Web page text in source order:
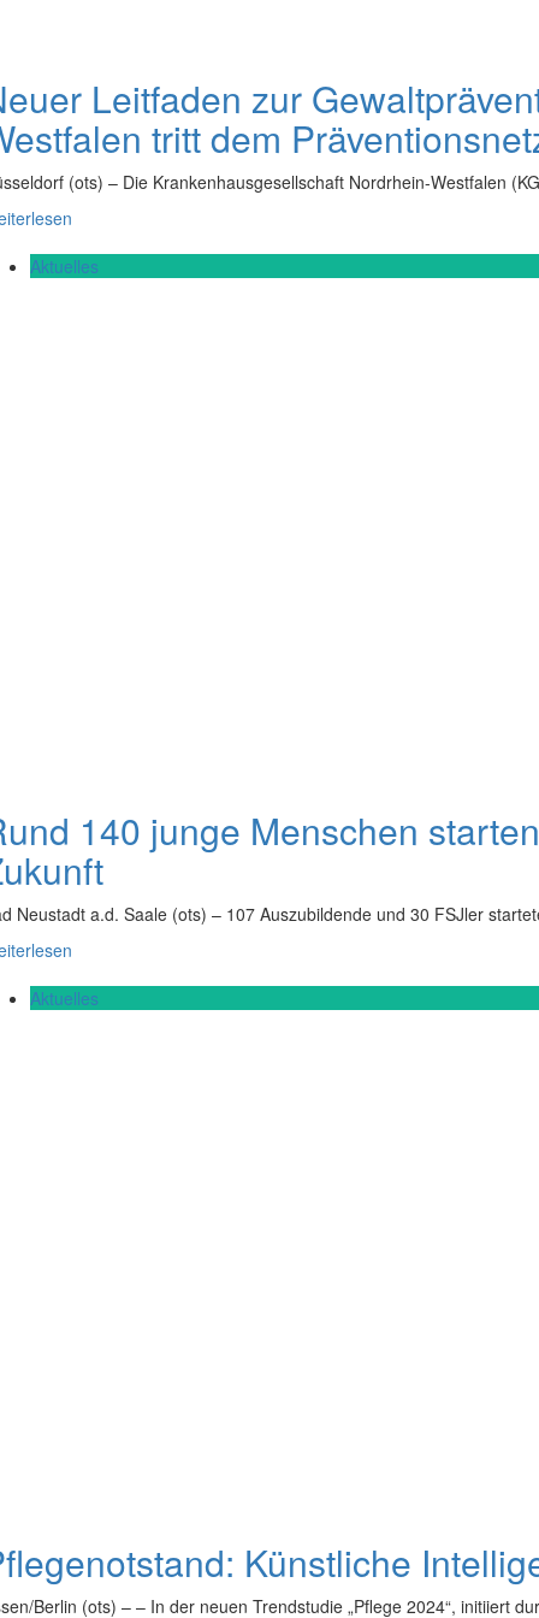
Leitfaden zur
tritt dem
(ots) – Die Krankenhausgesellschaft Nordrhein-Westfalen
Aktuelles
140 junge Menschen
Neustadt a.d. Saale (ots) – 107 Auszubildende und 30 FSJler
Aktuelles
Künstliche
Berlin (ots) – – In der neuen Trendstudie „Pflege 2024“, initiiert